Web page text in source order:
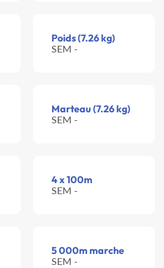
Poids (7.26 kg)
SEM -
Marteau (7.26 kg)
SEM -
4 x 100m
SEM -
5 000m marche
SEM -